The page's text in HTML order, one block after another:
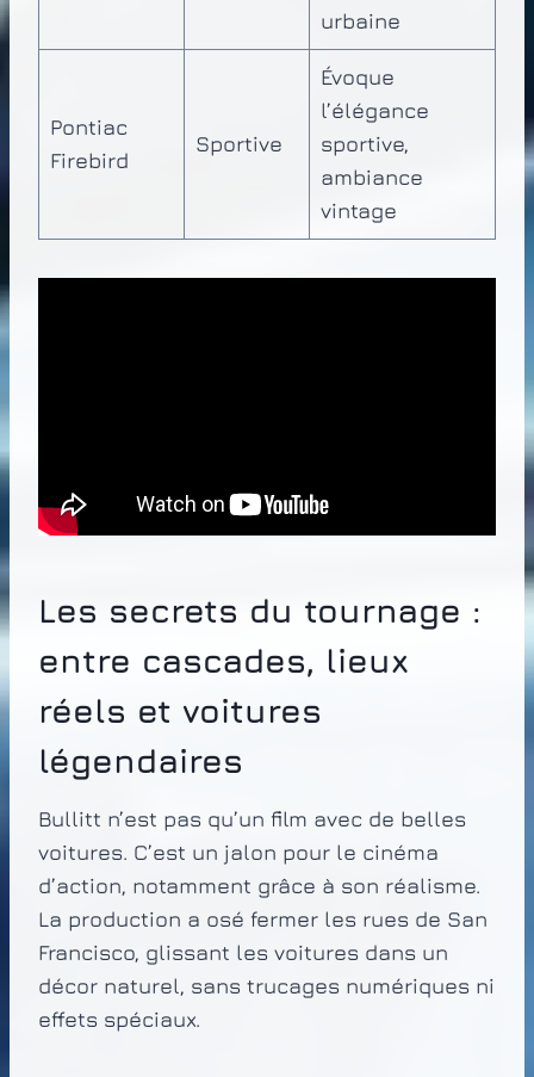
urbaine
Pontiac
Firebird
Sportive
Évoque
l’élégance
sportive,
ambiance
vintage
Les secrets du tournage :
entre cascades, lieux
réels et voitures
légendaires
Bullitt n’est pas qu’un film avec de belles
voitures. C’est un jalon pour le cinéma
d’action, notamment grâce à son réalisme.
La production a osé fermer les rues de San
Francisco, glissant les voitures dans un
décor naturel, sans trucages numériques ni
effets spéciaux.